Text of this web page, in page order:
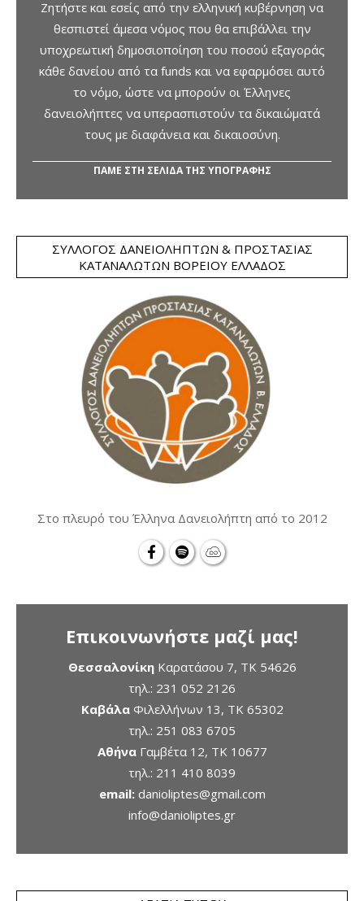
Ζητήστε και εσείς από την ελληνική κυβέρνηση να
θεσπιστεί άμεσα νόμος που θα επιβάλλει την
υποχρεωτική δημοσιοποίηση του ποσού εξαγοράς
κάθε δανείου από τα funds και να εφαρμόσει αυτό
το νόμο, ώστε να μπορούν οι Έλληνες
δανειολήπτες να υπερασπιστούν τα δικαιώματά
τους με διαφάνεια και δικαιοσύνη.
ΠΑΜΕ ΣΤΗ ΣΕΛΙΔΑ ΤΗΣ ΥΠΟΓΡΑΦΗΣ
ΣΎΛΛΟΓΟΣ ΔΑΝΕΙΟΛΗΠΤΏΝ & ΠΡΟΣΤΑΣΊΑΣ
ΚΑΤΑΝΑΛΩΤΏΝ ΒΟΡΕΊΟΥ ΕΛΛΆΔΟΣ
Στο πλευρό του Έλληνα Δανειολήπτη από το 2012
Επικοινωνήστε μαζί μας!
ΘεσσαλονίκηΚαρατάσου 7, TK 54626
τηλ.: 231 052 2126
ΚαβάλαΦιλελλήνων 13, ΤΚ 65302
τηλ.: 251 083 6705
ΑθήναΓαμβέτα 12, ΤΚ 10677
τηλ.: 211 410 8039
email: danioliptes@gmail.com
info@danioliptes.gr